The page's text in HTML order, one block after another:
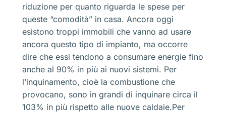
riduzione per quanto riguarda le spese per
queste “comodità” in casa. Ancora oggi
esistono troppi immobili che vanno ad usare
ancora questo tipo di impianto, ma occorre
dire che essi tendono a consumare energie fino
anche al 90% in più ai nuovi sistemi. Per
l’inquinamento, cioè la combustione che
provocano, sono in grandi di inquinare circa il
103% in più rispetto alle nuove caldaie.Per